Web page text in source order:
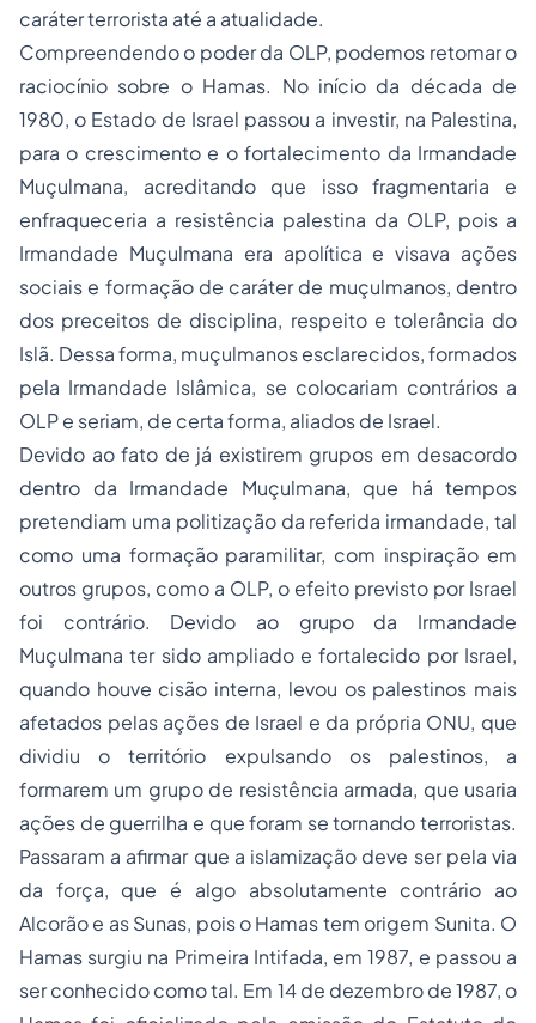
caráter terrorista até a atualidade.
Compreendendo o poder da OLP, podemos retomar o
raciocínio sobre o Hamas. No início da década de
1980, o Estado de Israel passou a investir, na Palestina,
para o crescimento e o fortalecimento da Irmandade
Muçulmana, acreditando que isso fragmentaria e
enfraqueceria a resistência palestina da OLP, pois a
Irmandade Muçulmana era apolítica e visava ações
sociais e formação de caráter de muçulmanos, dentro
dos preceitos de disciplina, respeito e tolerância do
Islã. Dessa forma, muçulmanos esclarecidos, formados
pela Irmandade Islâmica, se colocariam contrários a
OLP e seriam, de certa forma, aliados de Israel.
Devido ao fato de já existirem grupos em desacordo
dentro da Irmandade Muçulmana, que há tempos
pretendiam uma politização da referida irmandade, tal
como uma formação paramilitar, com inspiração em
outros grupos, como a OLP, o efeito previsto por Israel
foi contrário. Devido ao grupo da Irmandade
Muçulmana ter sido ampliado e fortalecido por Israel,
quando houve cisão interna, levou os palestinos mais
afetados pelas ações de Israel e da própria ONU, que
dividiu o território expulsando os palestinos, a
formarem um grupo de resistência armada, que usaria
ações de guerrilha e que foram se tornando terroristas.
Passaram a afirmar que a islamização deve ser pela via
da força, que é algo absolutamente contrário ao
Alcorão e as Sunas, pois o Hamas tem origem Sunita. O
Hamas surgiu na Primeira Intifada, em 1987, e passou a
ser conhecido como tal. Em 14 de dezembro de 1987, o